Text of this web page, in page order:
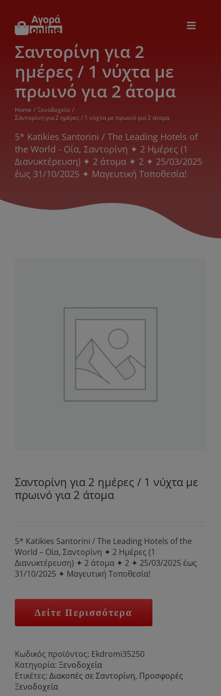
περιεχόμενο
Toggle
Εικόνα & Ήχος
Παιχνίδια
Θέρμανση – Ψύξη
Ηλεκτρονικά
Ξενοδοχεία
Σαντορίνη για 2
ημέρες / 1 νύχτα με
πρωινό για 2 άτομα
Home
Ξενοδοχεία
Σαντορίνη για 2 ημέρες / 1 νύχτα με πρωινό για 2 άτομα
5* Katikies Santorini / The Leading Hotels of
the World - Οία, Σαντορίνη ✦ 2 Ημέρες (1
Διανυκτέρευση) ✦ 2 άτομα ✦ 2 ✦ 25/03/2025
έως 31/10/2025 ✦ Μαγευτική Τοποθεσία!
Σαντορίνη για 2 ημέρες / 1 νύχτα με
πρωινό για 2 άτομα
5* Katikies Santorini / The Leading Hotels of the
World – Οία, Σαντορίνη ✦ 2 Ημέρες (1
Διανυκτέρευση) ✦ 2 άτομα ✦ 2 ✦ 25/03/2025 έως
31/10/2025 ✦ Μαγευτική Τοποθεσία!
Δείτε Περισσότερα
Κωδικός προϊόντος: Ekdromi35250
Κατηγορία: Ξενοδοχεία
Ετικέτες: Διακοπές σε Σαντορίνη, Προσφορές
Ξενοδοχεία